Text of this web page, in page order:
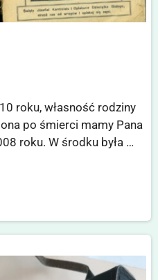
roku, własność rodziny
po śmierci mamy Pana
roku. W środku była …